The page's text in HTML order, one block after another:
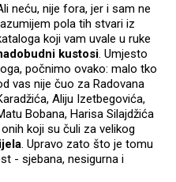
neću, nije fora, jer i sam ne
pola tih stvari iz
koji vam uvale u ruke
kustosi. Umjesto
počnimo ovako: malo tko
vas nije čuo za Radovana
Aliju Izetbegovića,
Bobana, Harisa Silajdžića
koji su čuli za velikog
. Upravo zato što je tomu
- sjebana, nesigurna i